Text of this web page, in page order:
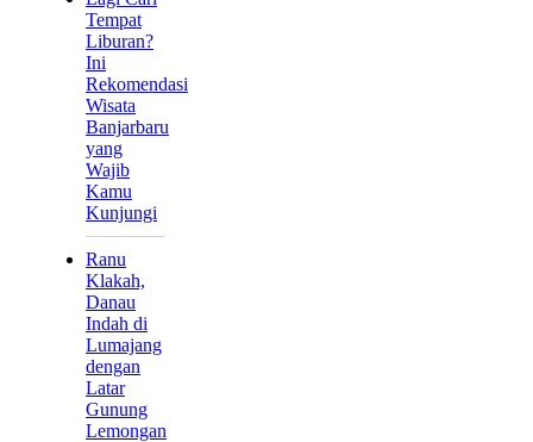
Tempat
Liburan?
Ini
Rekomendasi
Wisata
Banjarbaru
yang
Wajib
Kamu
Kunjungi
Ranu
Klakah,
Danau
Indah di
Lumajang
dengan
Latar
Gunung
Lemongan